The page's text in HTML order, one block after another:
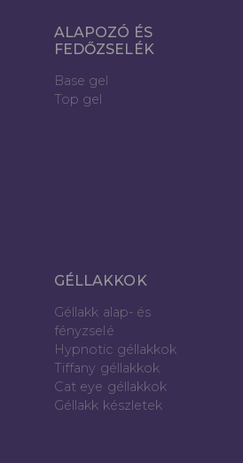
ALAPOZÓ ÉS
FEDŐZSELÉK
Base gel
Top gel
GÉLLAKKOK
Géllakk alap- és
fényzselé
Hypnotic géllakkok
Tiffany géllakkok
Cat eye géllakkok
Géllakk készletek